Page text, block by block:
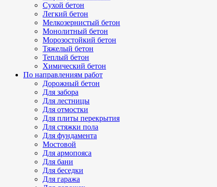
Сухой бетон
Легкий бетон
Мелкозернистый бетон
Монолитный бетон
Морозостойкий бетон
Тяжелый бетон
Теплый бетон
Химический бетон
По направлениям работ
Дорожный бетон
Для забора
Для лестницы
Для отмостки
Для плиты перекрытия
Для стяжки пола
Для фундамента
Мостовой
Для армопояса
Для бани
Для беседки
Для гаража